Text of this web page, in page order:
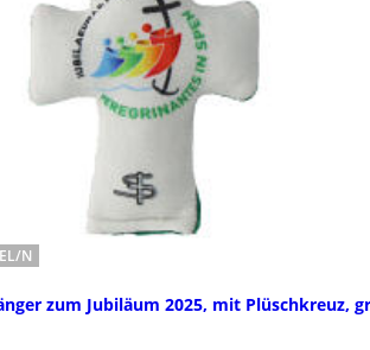
N
zum Jubiläum 2025, mit Plüschkreuz,